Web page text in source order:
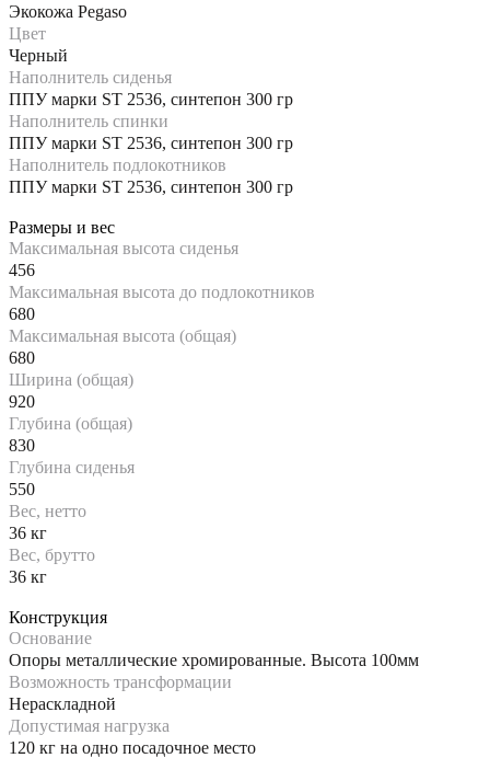
Экокожа Pegaso
Цвет
Черный
Наполнитель сиденья
ППУ марки ST 2536, синтепон 300 гр
Наполнитель спинки
ППУ марки ST 2536, синтепон 300 гр
Наполнитель подлокотников
ППУ марки ST 2536, синтепон 300 гр
Размеры и вес
Максимальная высота сиденья
456
Максимальная высота до подлокотников
680
Максимальная высота (общая)
680
Ширина (общая)
920
Глубина (общая)
830
Глубина сиденья
550
Вес, нетто
36 кг
Вес, брутто
36 кг
Конструкция
Основание
Опоры металлические хромированные. Высота 100мм
Возможность трансформации
Нераскладной
Допустимая нагрузка
120 кг на одно посадочное место